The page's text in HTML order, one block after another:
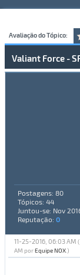
Avaliação do Tópico:
Valiant Force -
Postagens: 80
Tópicos: 44
Juntou-se: Nov
Reputação: 0
11-25-2016, 06:03 AM
AM porEquipe NOX.)